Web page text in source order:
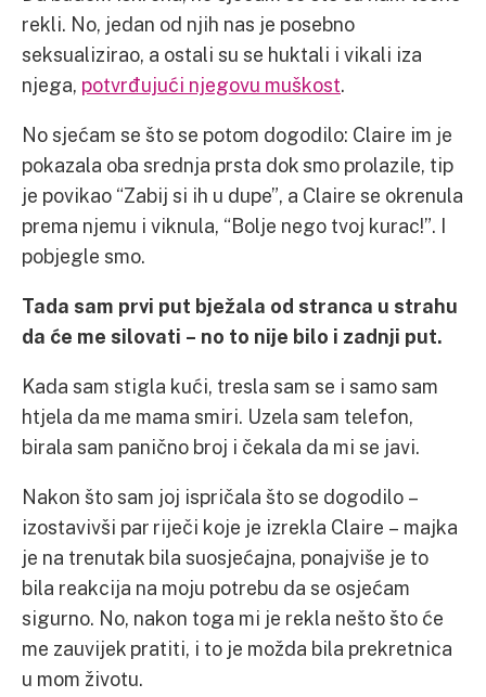
rekli. No, jedan od njih nas je posebno
seksualizirao, a ostali su se huktali i vikali iza
njega, potvrđujući njegovu muškost.
No sjećam se što se potom dogodilo: Claire im je
pokazala oba srednja prsta dok smo prolazile, tip
je povikao “Zabij si ih u dupe”, a Claire se okrenula
prema njemu i viknula, “Bolje nego tvoj kurac!”. I
pobjegle smo.
Tada sam prvi put bježala od stranca u strahu
da će me silovati – no to nije bilo i zadnji put.
Kada sam stigla kući, tresla sam se i samo sam
htjela da me mama smiri. Uzela sam telefon,
birala sam panično broj i čekala da mi se javi.
Nakon što sam joj ispričala što se dogodilo –
izostavivši par riječi koje je izrekla Claire – majka
je na trenutak bila suosjećajna, ponajviše je to
bila reakcija na moju potrebu da se osjećam
sigurno. No, nakon toga mi je rekla nešto što će
me zauvijek pratiti, i to je možda bila prekretnica
u mom životu.